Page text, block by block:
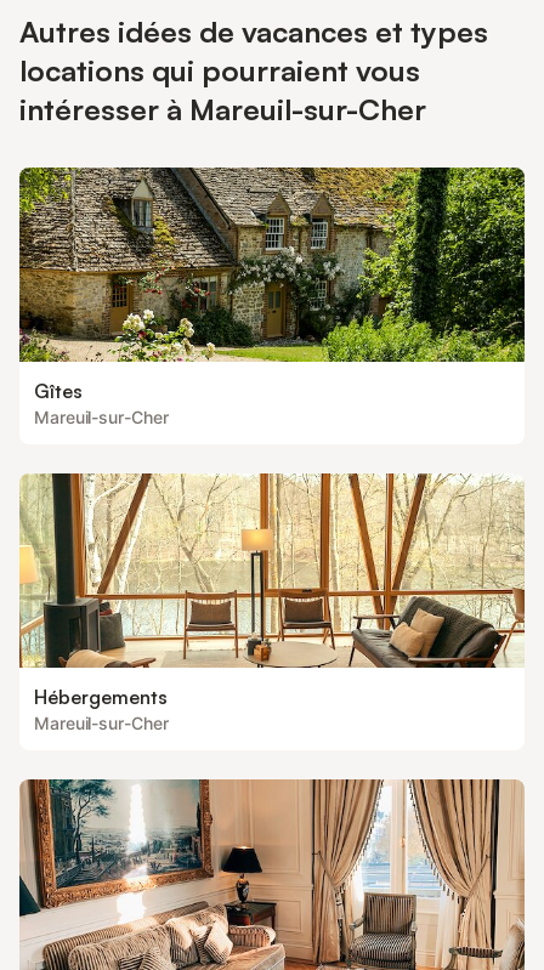
Autres idées de vacances et types
locations qui pourraient vous
intéresser à Mareuil-sur-Cher
Gîtes
Mareuil-sur-Cher
Hébergements
Mareuil-sur-Cher